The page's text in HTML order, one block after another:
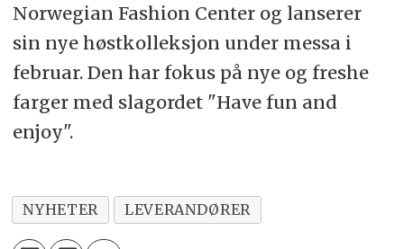
Norwegian Fashion Center og lanserer
sin nye høstkolleksjon under messa i
februar. Den har fokus på nye og freshe
farger med slagordet "Have fun and
enjoy".
NYHETER LEVERANDØRER